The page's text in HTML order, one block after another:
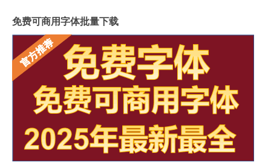
免费可商用字体批量下载